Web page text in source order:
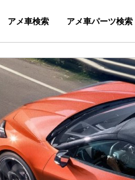
アメ車検索 アメ車パーツ検索